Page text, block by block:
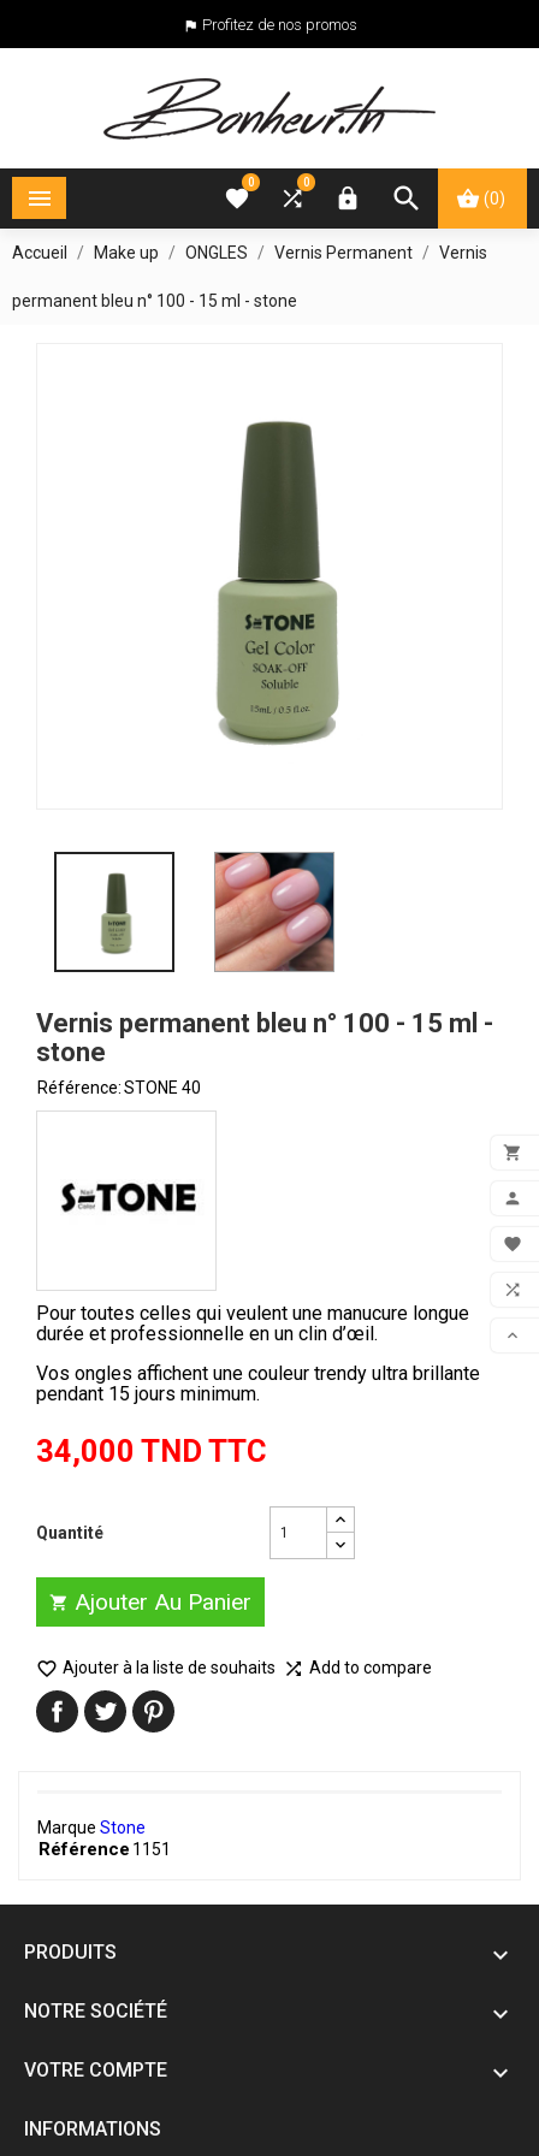





 Profitez de nos promos
 (0)


0

0
Accueil Make up ONGLES Vernis Permanent Vernis
permanent bleu n° 100 - 15 ml - stone
Vernis permanent bleu n° 100 - 15 ml -
stone
Référence:STONE 40
Pour toutes celles qui veulent une manucure longue
durée et professionnelle en un clin d’œil.
Vos ongles affichent une couleur trendy ultra brillante
pendant 15 jours minimum.
34,000 TND TTC
Quantité
 Ajouter Au Panier
 Ajouter à la liste de souhaits  Add to compare
Marque Stone
Référence 1151
PRODUITS 
NOTRE SOCIÉTÉ 
VOTRE COMPTE 
INFORMATIONS